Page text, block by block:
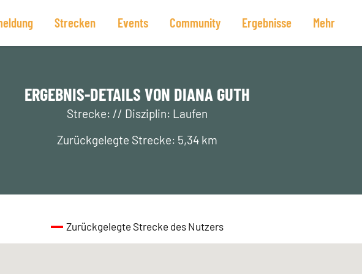
Strecken Events Community Ergebnisse Mehr
ERGEBNIS-DETAILS VON DIANA GUTH
Strecke: // Disziplin: Laufen
Zurückgelegte Strecke: 5,34 km
Zurückgelegte Strecke des Nutzers